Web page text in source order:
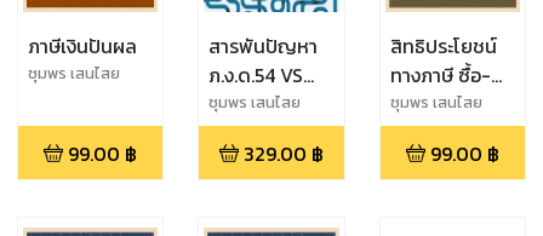
ภาษีเงินปันผล
ชุมพร เสนไสย
99.00 ฿
สารพันปัญหา
ภ.ง.ด.54 VS
ภ.พ.36 ภาษี
เกี่ยวกับการ
จ่ายเงินไปต่าง
ครั้งที่ 3)
ชุมพร เสนไสย
329.00 ฿
สิทธิประโยชน์
ทางภาษี ซื้อ-
ขาย RMF
ชุมพร เสนไสย
99.00 ฿